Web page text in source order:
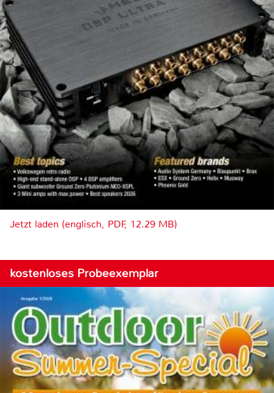
Jetzt laden (englisch, PDF, 12.29 MB)
kostenloses Probeexemplar